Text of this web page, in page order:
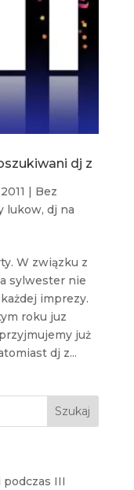
dj z
Bez
lukow, dj na
W związku z
sylwester nie
imprezy.
roku juz
już
dj z...
Szukaj
podczas III